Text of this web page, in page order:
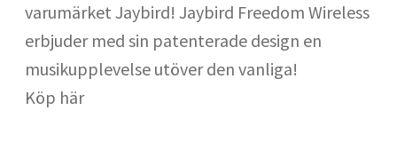
SATS Regeringsgatan
SATS Signalfabriken
varumärket Jaybird! Jaybird Freedom Wireless
erbjuder med sin patenterade design en
musikupplevelse utöver den vanliga!
Köp här